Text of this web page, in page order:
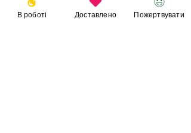
DJI Mavic 3 для штурмової
В роботі Доставлено Пожертвувати